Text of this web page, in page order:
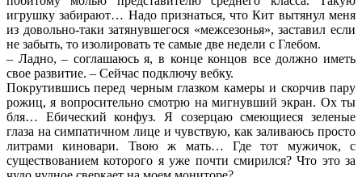
игрушку забирают… Надо признаться, что Кит вытянул меня
из довольно-таки затянувшегося «межсезонья», заставил если
не забыть, то изолировать те самые две недели с Глебом.
– Ладно, – соглашаюсь я, в конце концов все должно иметь
свое развитие. – Сейчас подключу вебку.
Покрутившись перед черным глазком камеры и скорчив пару
рожиц, я вопросительно смотрю на мигнувший экран. Ох ты
бля… Ебический конфуз. Я созерцаю смеющиеся зеленые
глаза на симпатичном лице и чувствую, как заливаюсь просто
литрами киновари. Твою ж мать… Где тот мужичок, с
существованием которого я уже почти смирился? Что это за